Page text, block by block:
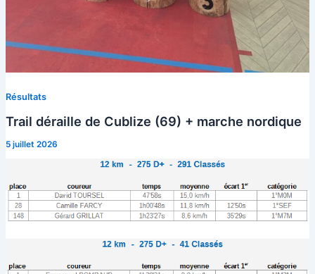
Résultats
Trail déraille de Cublize (69) + marche nordique
5 juillet 2026